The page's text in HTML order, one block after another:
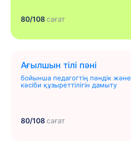
80/108сағат
Ағылшын тілі пәні
бойынша педагогтің пәндік және
кәсіби құзыреттілігін дамыту
80/108сағат